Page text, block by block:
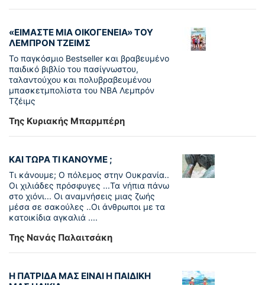
«ΕΙΜΑΣΤΕ ΜΙΑ ΟΙΚΟΓΕΝΕΙΑ» ΤΟΥ
ΛΕΜΠΡΟΝ ΤΖΕΙΜΣ
To παγκόσµιο Bestseller και βραβευµένο
παιδικό βιβλίο του πασίγνωστου,
ταλαντούχου και πολυβραβευµένου
µπασκετµπολίστα του NBA Λεµπρόν
Τζέιμς
Της Κυριακής Μπαρμπέρη
ΚΑΙ ΤΩΡΑ ΤΙ ΚΑΝΟΥΜΕ ;
Τι κάνουμε; Ο πόλεμος στην Ουκρανία..
Οι χιλιάδες πρόσφυγες ...Τα νήπια πάνω
στο χιόνι... Οι αναμνήσεις μιας ζωής
μέσα σε σακούλες ..Οι άνθρωποι με τα
κατοικίδια αγκαλιά ....
Της Νανάς Παλαιτσάκη
Η ΠΑΤΡΙΔΑ ΜΑΣ ΕΙΝΑΙ Η ΠΑΙΔΙΚΗ